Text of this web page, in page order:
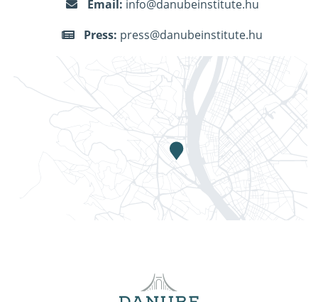
Email: info@danubeinstitute.hu
Press: press@danubeinstitute.hu